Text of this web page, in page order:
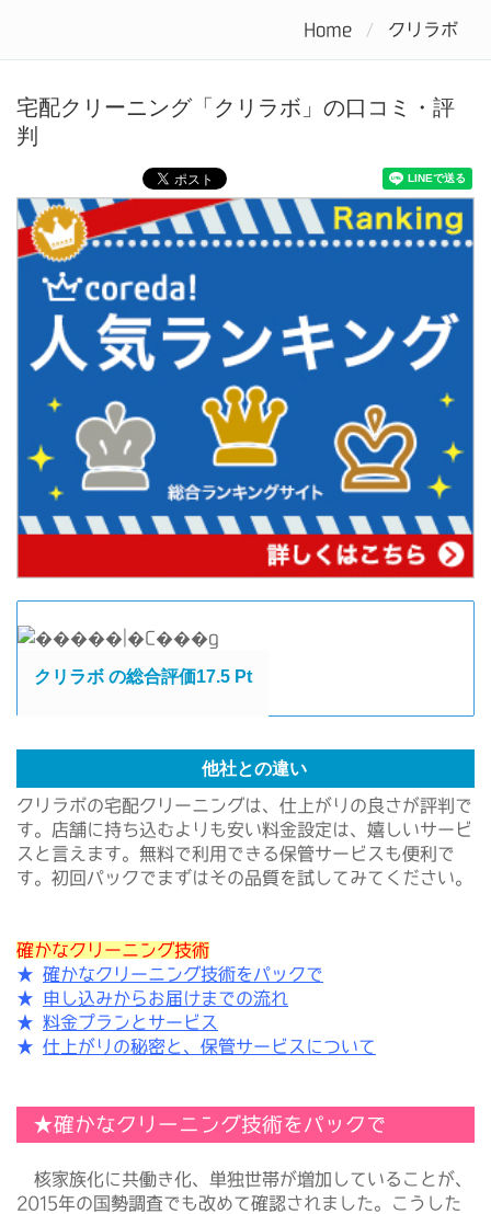
Home クリラボ
宅配クリーニング「クリラボ」の口コミ・評
判
クリラボ の総合評価17.5 Pt
他社との違い
クリラボの宅配クリーニングは、仕上がりの良さが評判で
す。店舗に持ち込むよりも安い料金設定は、嬉しいサービ
スと言えます。無料で利用できる保管サービスも便利で
す。初回パックでまずはその品質を試してみてください。
確かなクリーニング技術
★ 確かなクリーニング技術をパックで
★ 申し込みからお届けまでの流れ
★ 料金プランとサービス
★ 仕上がりの秘密と、保管サービスについて
★確かなクリーニング技術をパックで
核家族化に共働き化、単独世帯が増加していることが、
2015年の国勢調査でも改めて確認されました。こうした